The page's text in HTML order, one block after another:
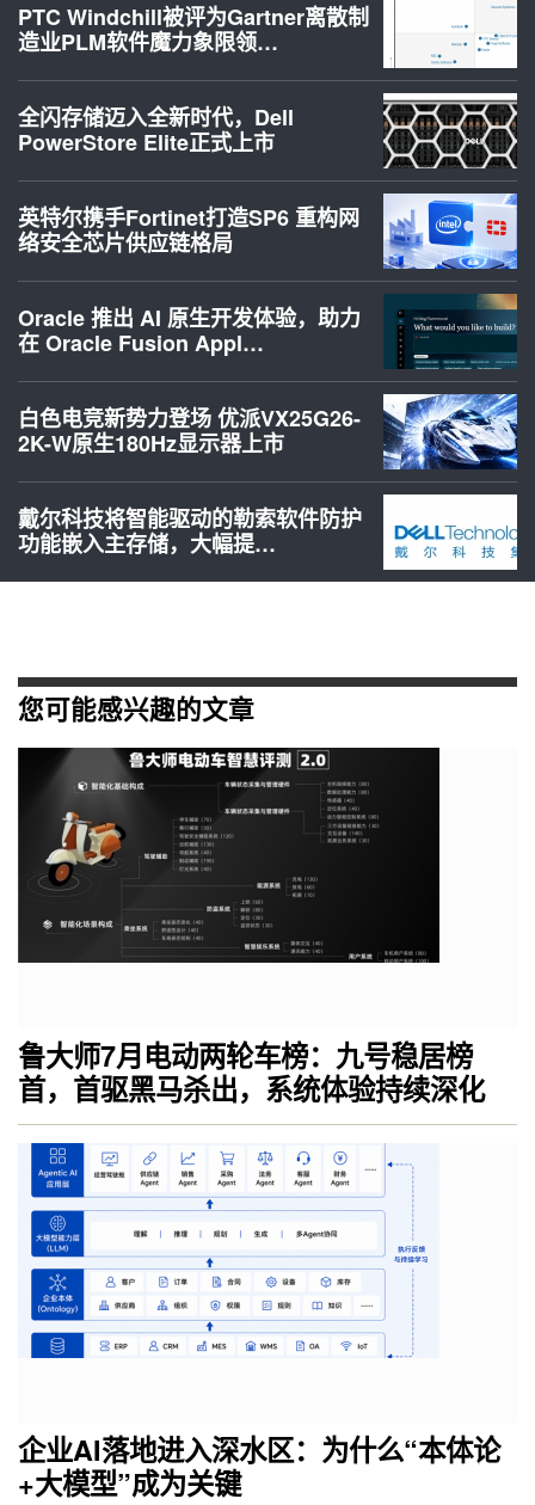
PTC Windchill被评为Gartner离散制
造业PLM软件魔力象限领…
全闪存储迈入全新时代，Dell
PowerStore Elite正式上市
英特尔携手Fortinet打造SP6 重构网
络安全芯片供应链格局
Oracle 推出 AI 原生开发体验，助力
在 Oracle Fusion Appl…
白色电竞新势力登场 优派VX25G26-
2K-W原生180Hz显示器上市
戴尔科技将智能驱动的勒索软件防护
功能嵌入主存储，大幅提…
您可能感兴趣的文章
鲁大师7月电动两轮车榜：九号稳居榜
首，首驱黑马杀出，系统体验持续深化
企业AI落地进入深水区：为什么“本体论
+大模型”成为关键